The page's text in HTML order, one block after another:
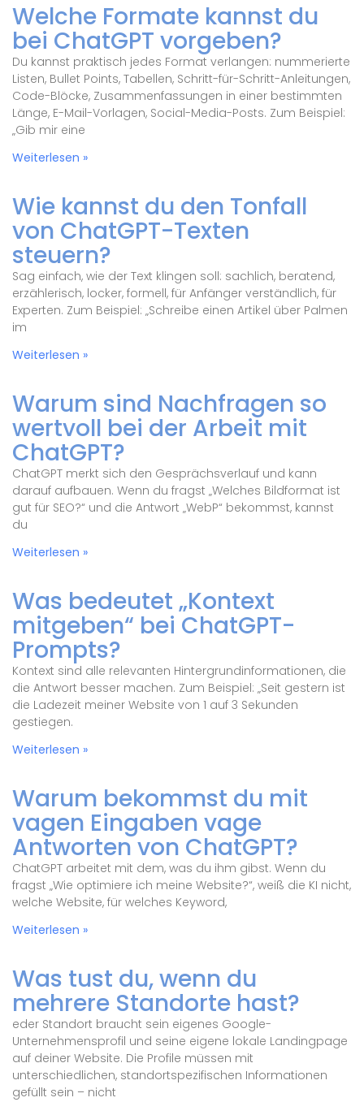
Welche Formate kannst du
bei ChatGPT vorgeben?
Du kannst praktisch jedes Format verlangen: nummerierte
Listen, Bullet Points, Tabellen, Schritt-für-Schritt-Anleitungen,
Code-Blöcke, Zusammenfassungen in einer bestimmten
Länge, E-Mail-Vorlagen, Social-Media-Posts. Zum Beispiel:
„Gib mir eine
Weiterlesen »
Wie kannst du den Tonfall
von ChatGPT-Texten
steuern?
Sag einfach, wie der Text klingen soll: sachlich, beratend,
erzählerisch, locker, formell, für Anfänger verständlich, für
Experten. Zum Beispiel: „Schreibe einen Artikel über Palmen
im
Weiterlesen »
Warum sind Nachfragen so
wertvoll bei der Arbeit mit
ChatGPT?
ChatGPT merkt sich den Gesprächsverlauf und kann
darauf aufbauen. Wenn du fragst „Welches Bildformat ist
gut für SEO?“ und die Antwort „WebP“ bekommst, kannst
du
Weiterlesen »
Was bedeutet „Kontext
mitgeben“ bei ChatGPT-
Prompts?
Kontext sind alle relevanten Hintergrundinformationen, die
die Antwort besser machen. Zum Beispiel: „Seit gestern ist
die Ladezeit meiner Website von 1 auf 3 Sekunden
gestiegen.
Weiterlesen »
Warum bekommst du mit
vagen Eingaben vage
Antworten von ChatGPT?
ChatGPT arbeitet mit dem, was du ihm gibst. Wenn du
fragst „Wie optimiere ich meine Website?“, weiß die KI nicht,
welche Website, für welches Keyword,
Weiterlesen »
Was tust du, wenn du
mehrere Standorte hast?
eder Standort braucht sein eigenes Google-
Unternehmensprofil und seine eigene lokale Landingpage
auf deiner Website. Die Profile müssen mit
unterschiedlichen, standortspezifischen Informationen
gefüllt sein – nicht